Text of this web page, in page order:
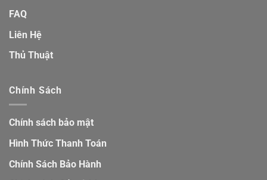
FAQ
Liên Hệ
Thủ Thuật
Chính Sách
Chính sách bảo mật
Hình Thức Thanh Toán
Chính Sách Bảo Hành